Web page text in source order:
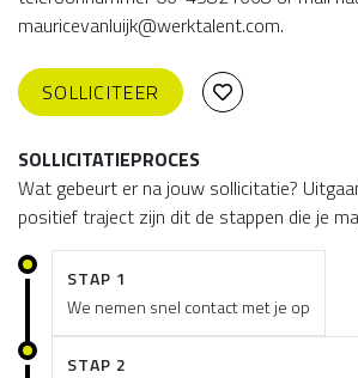
mauricevanluijk@werktalent.com.
SOLLICITEER
SOLLICITATIEPROCES
Wat gebeurt er na jouw sollicitatie?
positief traject zijn dit de stappen die je
STAP 1
We nemen snel contact met je op
STAP 2